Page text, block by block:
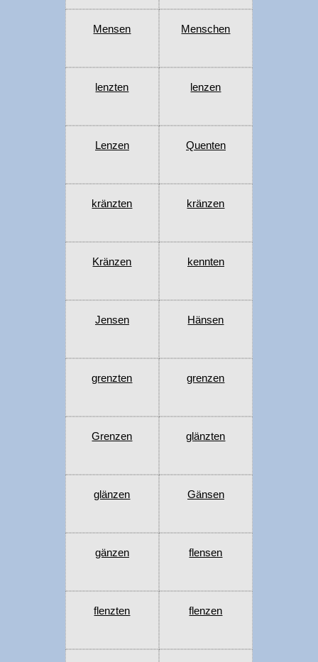
Mensen Menschen
lenzten lenzen
Lenzen Quenten
kränzten kränzen
Kränzen kennten
Jensen Hänsen
grenzten grenzen
Grenzen glänzten
glänzen Gänsen
gänzen flensen
flenzten flenzen